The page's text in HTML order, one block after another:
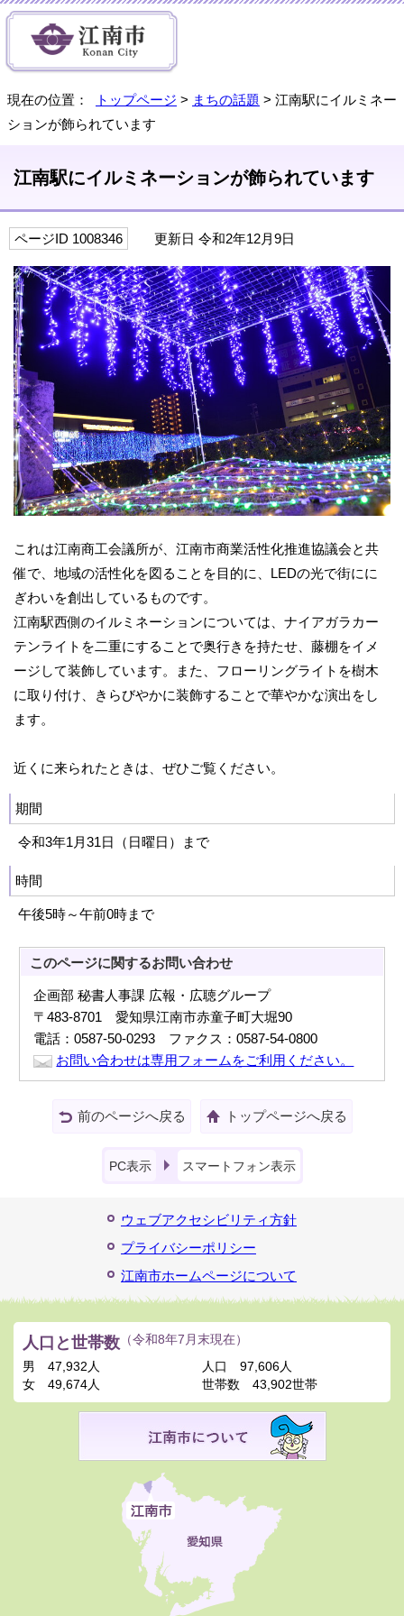
現在の位置： トップページ > まちの話題 > 江南駅にイルミネー
ションが飾られています
江南駅にイルミネーションが飾られています
ページID 1008346 更新日 令和2年12月9日
これは江南商工会議所が、江南市商業活性化推進協議会と共
催で、地域の活性化を図ることを目的に、LEDの光で街にに
ぎわいを創出しているものです。
江南駅西側のイルミネーションについては、ナイアガラカー
テンライトを二重にすることで奥行きを持たせ、藤棚をイメ
ージして装飾しています。また、フローリングライトを樹木
に取り付け、きらびやかに装飾することで華やかな演出をし
ます。
近くに来られたときは、ぜひご覧ください。
期間
令和3年1月31日（日曜日）まで
時間
午後5時～午前0時まで
このページに関するお問い合わせ
企画部 秘書人事課 広報・広聴グループ
〒483-8701 愛知県江南市赤童子町大堀90
電話：0587-50-0293 ファクス：0587-54-0800
お問い合わせは専用フォームをご利用ください。
前のページへ戻る トップページへ戻る
PC表示 スマートフォン表示
ウェブアクセシビリティ方針
プライバシーポリシー
江南市ホームページについて
人口と世帯数 （令和8年7月末現在）
男
47,932人
女
49,674人
人口
97,606人
世帯数
43,902世帯